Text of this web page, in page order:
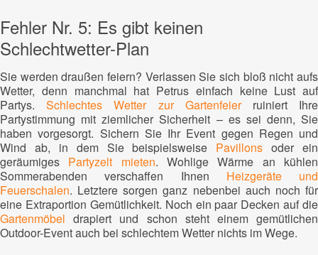
Fehler Nr. 5: Es gibt keinen
Schlechtwetter-Plan
Sie werden draußen feiern? Verlassen Sie sich bloß nicht aufs
Wetter, denn manchmal hat Petrus einfach keine Lust auf
Partys.Schlechtes Wetter zur Gartenfeierruiniert Ihre
Partystimmung mit ziemlicher Sicherheit – es sei denn, Sie
haben vorgesorgt. Sichern Sie Ihr Event gegen Regen und
Wind ab, in dem Sie beispielsweise Pavillons oder ein
geräumiges Partyzelt mieten. Wohlige Wärme an kühlen
Sommerabenden verschaffen Ihnen Heizgeräte und
Feuerschalen. Letztere sorgen ganz nebenbei auch noch für
eine Extraportion Gemütlichkeit. Noch ein paar Decken auf die
Gartenmöbel drapiert und schon steht einem gemütlichen
Outdoor-Event auch bei schlechtem Wetter nichts im Wege.